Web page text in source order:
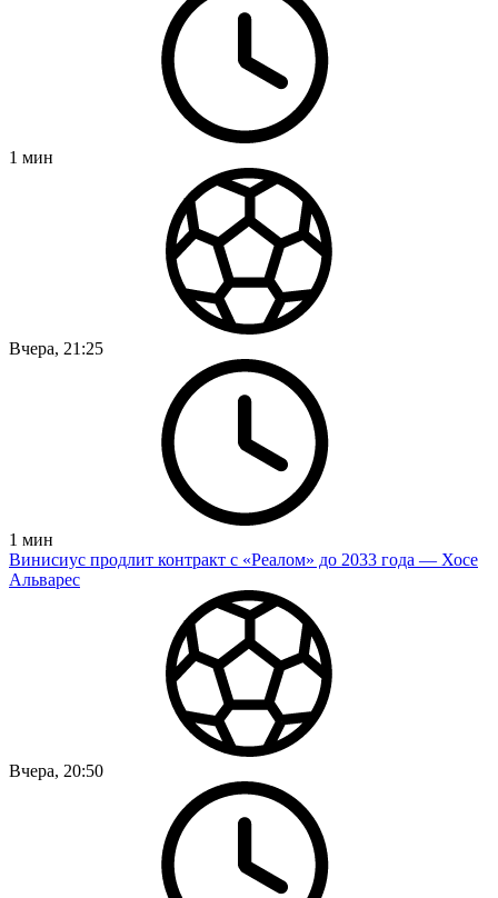
1 мин
Вчера, 21:25
1 мин
Винисиус продлит контракт с «Реалом» до 2033 года — Хосе
Альварес
Вчера, 20:50